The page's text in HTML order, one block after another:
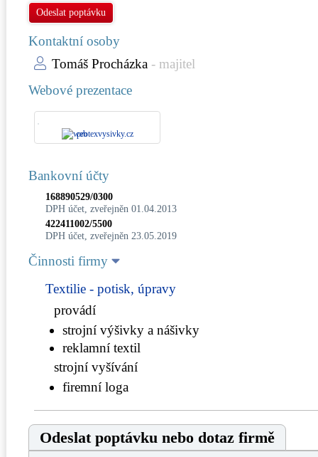
Odeslat poptávku
Kontaktní osoby
Tomáš Procházka - majitel
Webové prezentace
protexvysivky.cz
Bankovní účty
168890529/0300
DPH účet, zveřejněn 01.04.2013
422411002/5500
DPH účet, zveřejněn 23.05.2019
Činnosti firmy
Textilie - potisk, úpravy
provádí
strojní výšivky a nášivky
reklamní textil
strojní vyšívání
firemní loga
Odeslat poptávku nebo dotaz firmě